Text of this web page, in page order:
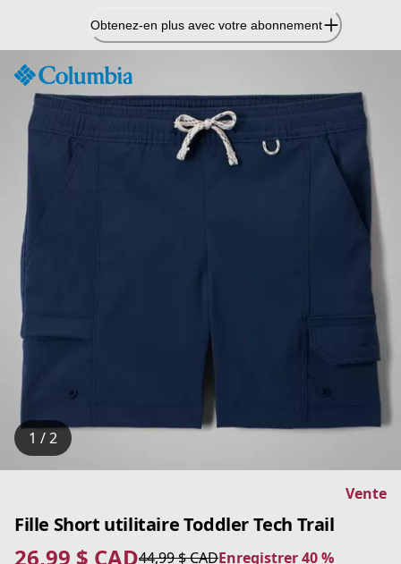
contenu
Obtenez-en plus avec votre abonnement
1 / 2
Vente
Fille Short utilitaire Toddler Tech Trail
26,99 $ CAD44,99 $ CADEnregistrer 40 %